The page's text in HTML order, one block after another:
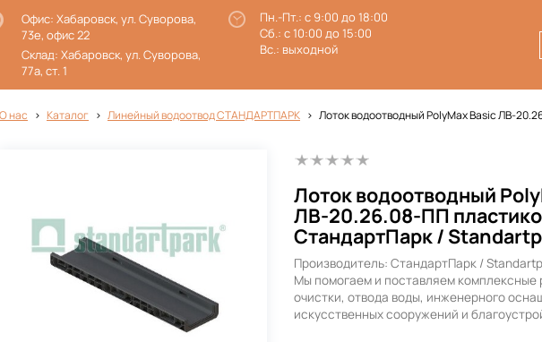
Офис: Хабаровск, ул. Суворова,
73е, офис 22
Склад: Хабаровск, ул. Суворова,
77а, ст. 1
Пн.-Пт.: с 9:00 до 18:00
Сб.: с 10:00 до 15:00
Вс.: выходной
О нас Каталог Линейный водоотвод СТАНДАРТПАРК Лоток водоотводный PolyMax Basic ЛВ-
Лоток водоотводный
ЛВ-20.26.08-ПП
СтандартПарк /
Производитель: СтандартПарк /
Мы помогаем и поставляем комплексные
очистки, отвода воды, инженерного
искусственных сооружений и